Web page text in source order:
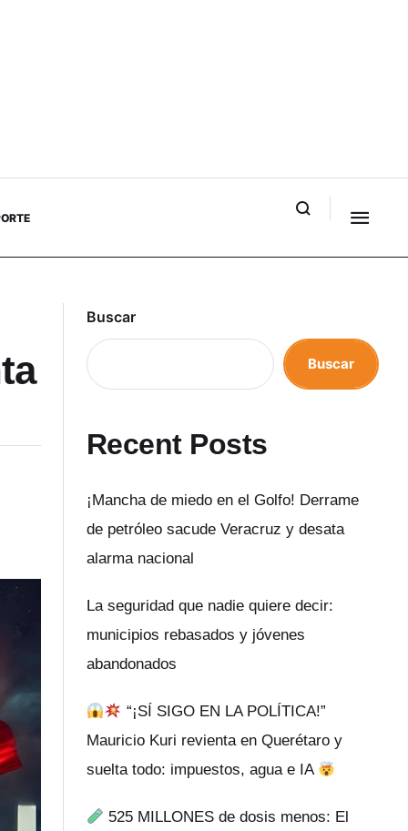
Buscar
Buscar
Recent Posts
¡Mancha de miedo en el Golfo! Derrame
de petróleo sacude Veracruz y desata
alarma nacional
La seguridad que nadie quiere decir:
municipios rebasados y jóvenes
abandonados
“¡SÍ SIGO EN LA POLÍTICA!”
Mauricio Kuri revienta en Querétaro y
suelta todo: impuestos, agua e IA
525 MILLONES de dosis menos: El